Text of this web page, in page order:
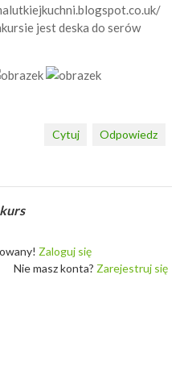
jest deska do serów
Odpowiedz
Cytuj
Zaloguj się
Nie masz konta? Zarejestruj się